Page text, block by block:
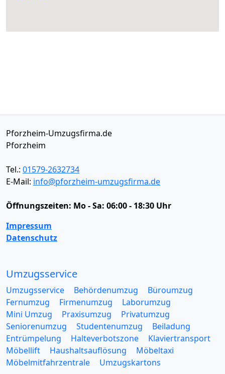
Pforzheim-Umzugsfirma.de
Pforzheim
Tel.: 01579-2632734
E-Mail: info@pforzheim-umzugsfirma.de
Öffnungszeiten: Mo - Sa: 06:00 - 18:30 Uhr
Impressum
Datenschutz
Umzugsservice
Umzugsservice Behördenumzug
Büroumzug
Fernumzug
Firmenumzug
Laborumzug
Mini Umzug
Praxisumzug
Privatumzug
Seniorenumzug
Studentenumzug
Beiladung
Entrümpelung
Halteverbotszone
Klaviertransport
Möbellift
Haushaltsauflösung
Möbeltaxi
Möbelmitfahrzentrale
Umzugskartons